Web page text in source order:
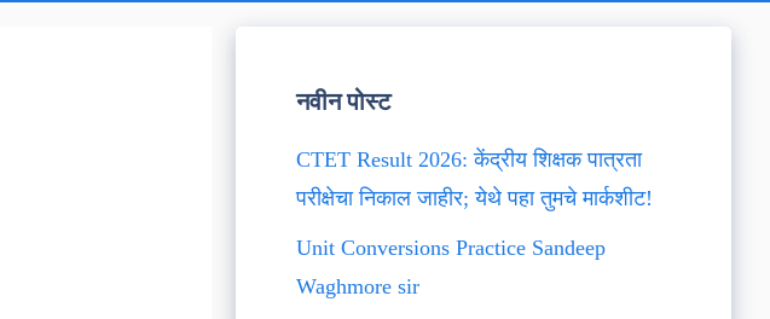
नवीन पोस्ट
CTET Result 2026: केंद्रीय शिक्षक पात्रता
परीक्षेचा निकाल जाहीर; येथे पहा तुमचे मार्कशीट!
Unit Conversions Practice Sandeep
Waghmore sir